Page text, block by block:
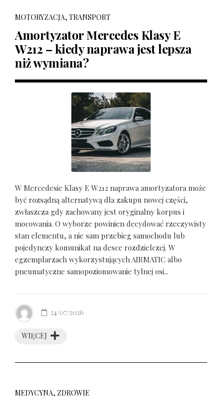
MOTORYZACJA, TRANSPORT
Amortyzator Mercedes Klasy E
W212 – kiedy naprawa jest lepsza
niż wymiana?
W Mercedesie Klasy E W212 naprawa amortyzatora może
być rozsądną alternatywą dla zakupu nowej części,
zwłaszcza gdy zachowany jest oryginalny korpus i
mocowania. O wyborze powinien decydować rzeczywisty
stan elementu, a nie sam przebieg samochodu lub
pojedynczy komunikat na desce rozdzielczej. W
egzemplarzach wykorzystujących AIRMATIC albo
pneumatyczne samopoziomowanie tylnej osi...
WIĘCEJ
24/07/2026
MEDYCYNA, ZDROWIE